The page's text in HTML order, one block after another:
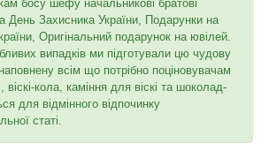
босу шефу начальникові братові
День Захисника України, Подарунки на
Оригінальний подарунок на ювілей.
випадків ми підготували цю чудову
всім що потрібно поціновувачам
віскі-кола, каміння для віскі та шоколад-
для відмінного відпочинку
статі.